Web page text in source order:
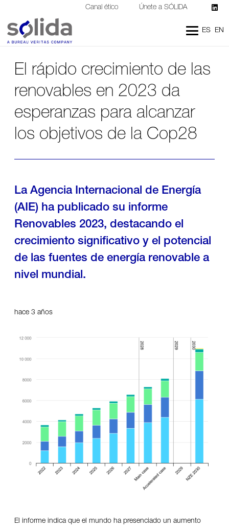
Canal ético Únete a SÓLIDA
ES EN
El rápido crecimiento de las
renovables en 2023 da
esperanzas para alcanzar
los objetivos de la Cop28
La Agencia Internacional de Energía
(AIE) ha publicado su informe
Renovables 2023, destacando el
crecimiento significativo y el potencial
de las fuentes de energía renovable a
nivel mundial.
hace 3 años
El informe indica que el mundo ha presenciado un aumento